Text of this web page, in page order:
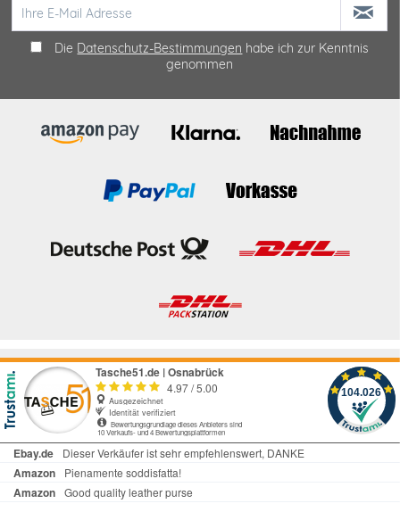
Die Datenschutz-Bestimmungen habe ich zur Kenntnis
genommen